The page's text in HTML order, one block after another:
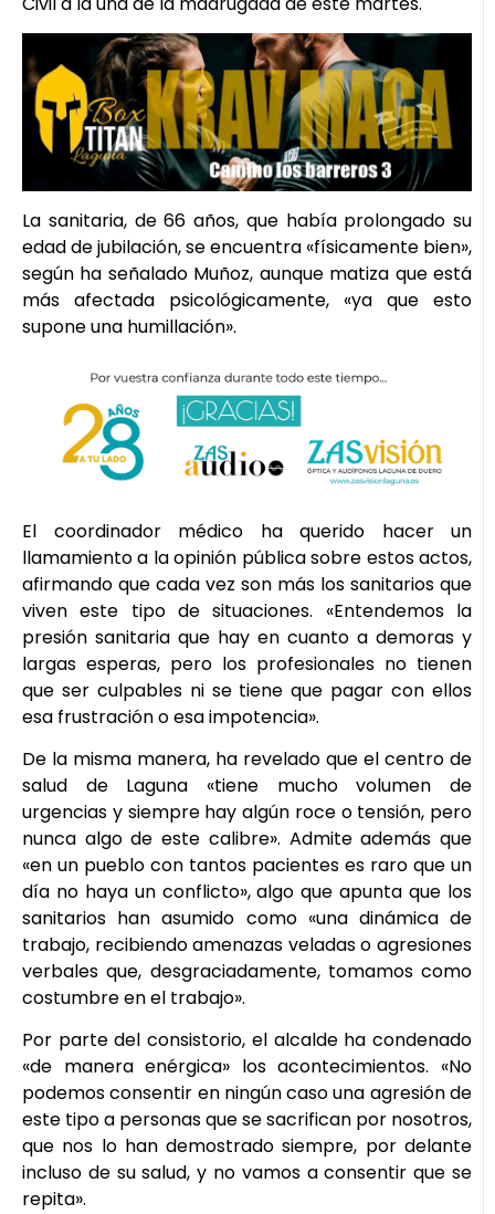
La sanitaria, de 66 años, que había prolongado su
edad de jubilación, se encuentra «físicamente bien»,
según ha señalado Muñoz, aunque matiza que está
más afectada psicológicamente, «ya que esto
supone una humillación».
El coordinador médico ha querido hacer un
llamamiento a la opinión pública sobre estos actos,
afirmando que cada vez son más los sanitarios que
viven este tipo de situaciones. «Entendemos la
presión sanitaria que hay en cuanto a demoras y
largas esperas, pero los profesionales no tienen
que ser culpables ni se tiene que pagar con ellos
esa frustración o esa impotencia».
De la misma manera, ha revelado que el centro de
salud de Laguna «tiene mucho volumen de
urgencias y siempre hay algún roce o tensión, pero
nunca algo de este calibre». Admite además que
«en un pueblo con tantos pacientes es raro que un
día no haya un conflicto», algo que apunta que los
sanitarios han asumido como «una dinámica de
trabajo, recibiendo amenazas veladas o agresiones
verbales que, desgraciadamente, tomamos como
costumbre en el trabajo».
Por parte del consistorio, el alcalde ha condenado
«de manera enérgica» los acontecimientos. «No
podemos consentir en ningún caso una agresión de
este tipo a personas que se sacrifican por nosotros,
que nos lo han demostrado siempre, por delante
incluso de su salud, y no vamos a consentir que se
repita».